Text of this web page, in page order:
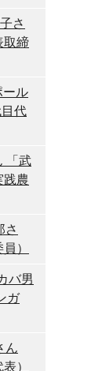
さ
取締
ル
代
「武
践農
さ
）
バ男
ガ
ん
）